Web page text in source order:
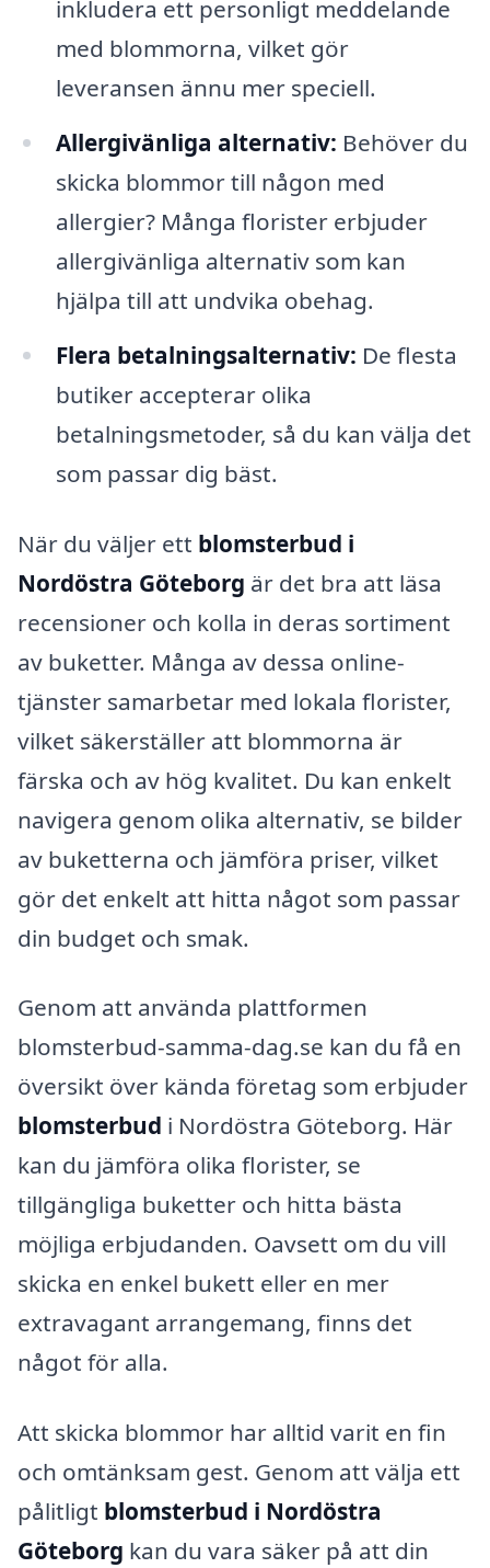
inkludera ett personligt meddelande
med blommorna, vilket gör
leveransen ännu mer speciell.
Allergivänliga alternativ: Behöver du
skicka blommor till någon med
allergier? Många florister erbjuder
allergivänliga alternativ som kan
hjälpa till att undvika obehag.
Flera betalningsalternativ: De flesta
butiker accepterar olika
betalningsmetoder, så du kan välja det
som passar dig bäst.
När du väljer ett blomsterbud i
Nordöstra Göteborg är det bra att läsa
recensioner och kolla in deras sortiment
av buketter. Många av dessa online-
tjänster samarbetar med lokala florister,
vilket säkerställer att blommorna är
färska och av hög kvalitet. Du kan enkelt
navigera genom olika alternativ, se bilder
av buketterna och jämföra priser, vilket
gör det enkelt att hitta något som passar
din budget och smak.
Genom att använda plattformen
blomsterbud-samma-dag.se kan du få en
översikt över kända företag som erbjuder
blomsterbud i Nordöstra Göteborg. Här
kan du jämföra olika florister, se
tillgängliga buketter och hitta bästa
möjliga erbjudanden. Oavsett om du vill
skicka en enkel bukett eller en mer
extravagant arrangemang, finns det
något för alla.
Att skicka blommor har alltid varit en fin
och omtänksam gest. Genom att välja ett
pålitligt blomsterbud i Nordöstra
Göteborg kan du vara säker på att din